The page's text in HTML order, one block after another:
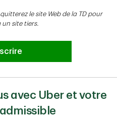
le site Web de la TD pour
un site tiers.
avec Uber et votre